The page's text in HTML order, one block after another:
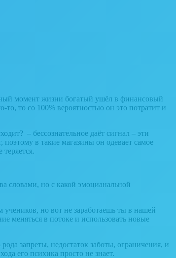
момент жизни богатый ушёл в финансовый
то со 100% вероятностью он это потратит и
– бессознательное даёт сигнал – эти
поэтому в такие магазины он одевает самое
словами, но с какой эмоцианальной
но вот не заработаешь ты в нашей
меняться в потоке и использовать новые
запреты, недостаток заботы, ограничения, и
его психика просто не знает.